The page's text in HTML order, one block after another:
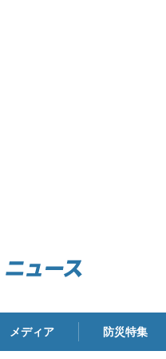
メディア 防災特集